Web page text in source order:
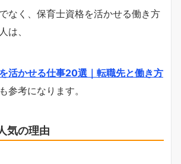
なく、保育士資格を活かせる働き方
は、
活かせる仕事20選｜転職先と働き方
参考になります。
気の理由